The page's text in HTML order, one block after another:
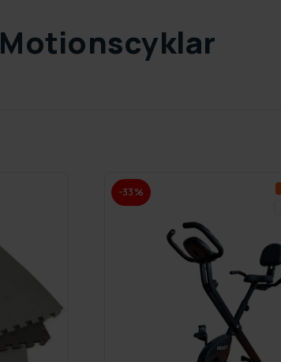
Motionscyklar
-33%